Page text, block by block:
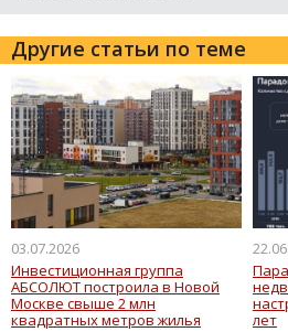
Другие статьи по теме
03.07.2026
Инвестиционная группа
АБСОЛЮТ построила в Новой
Москве свыше 2 млн
квадратных метров жилья
лет